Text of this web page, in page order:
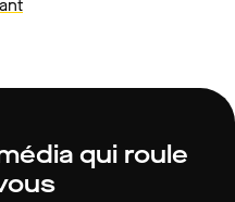
qui roule